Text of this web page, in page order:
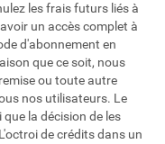
les frais futurs liés à
un accès complet à
d'abonnement en
que ce soit, nous
ou toute autre
nos utilisateurs. Le
la décision de les
de crédits dans un